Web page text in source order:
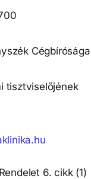
Cégbírósága
tisztviselőjének
6. cikk (1)